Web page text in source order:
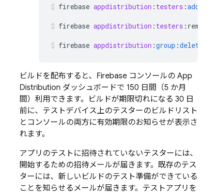
firebase appdistribution : testers :add
firebase appdistribution : testers : remove
firebase appdistribution :group :delete
ビルドを配布すると、 Firebase コンソールの App
Distribution ダッシュボードで 150 日間（5 か月
間）利用できます。ビルドが期限切れになる 30 日
前に、テストデバイス上のテスターのビルドリスト
とコンソールの両方に有効期限のお知らせが表示さ
れます。
アプリのテストに招待されていないテスターには、
開始するための招待メールが届きます。既存のテス
ターには、新しいビルドのテスト準備ができている
ことを知らせるメールが届きます。テストアプリを